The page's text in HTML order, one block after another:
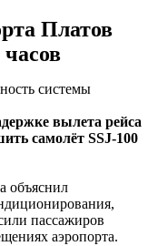
Платов
системы
вылета рейса
самолёт SSJ-100
объяснил
пассажиров
аэропорта.